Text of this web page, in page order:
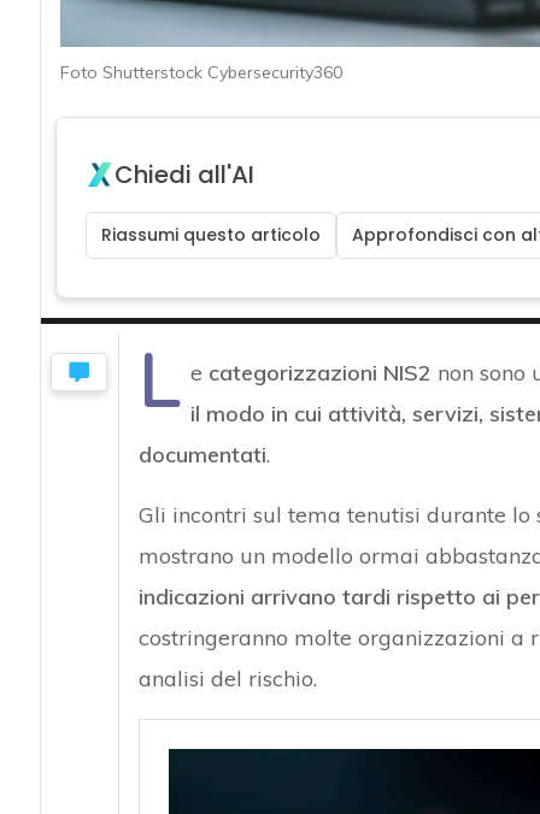
Foto Shutterstock Cybersecurity360
Chiedi all'AI
Riassumi questo articolo Approfondisci con
L e categorizzazioni NIS2 non sono
il modo in cui attività, servizi,
documentati.
Gli incontri sul tema tenutisi durante lo
mostrano un modello ormai
indicazioni arrivano tardi rispetto ai
costringeranno molte organizzazioni a
analisi del rischio.